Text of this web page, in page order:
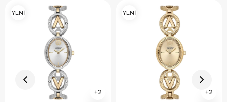
2
YENİ
2
YENİ